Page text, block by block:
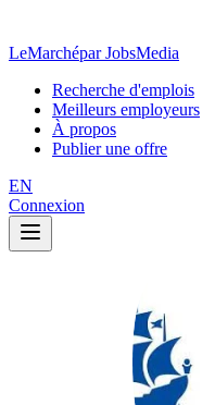
LeMarchépar JobsMedia
Recherche d'emplois
Meilleurs employeurs
À propos
Publier une offre
EN
Connexion